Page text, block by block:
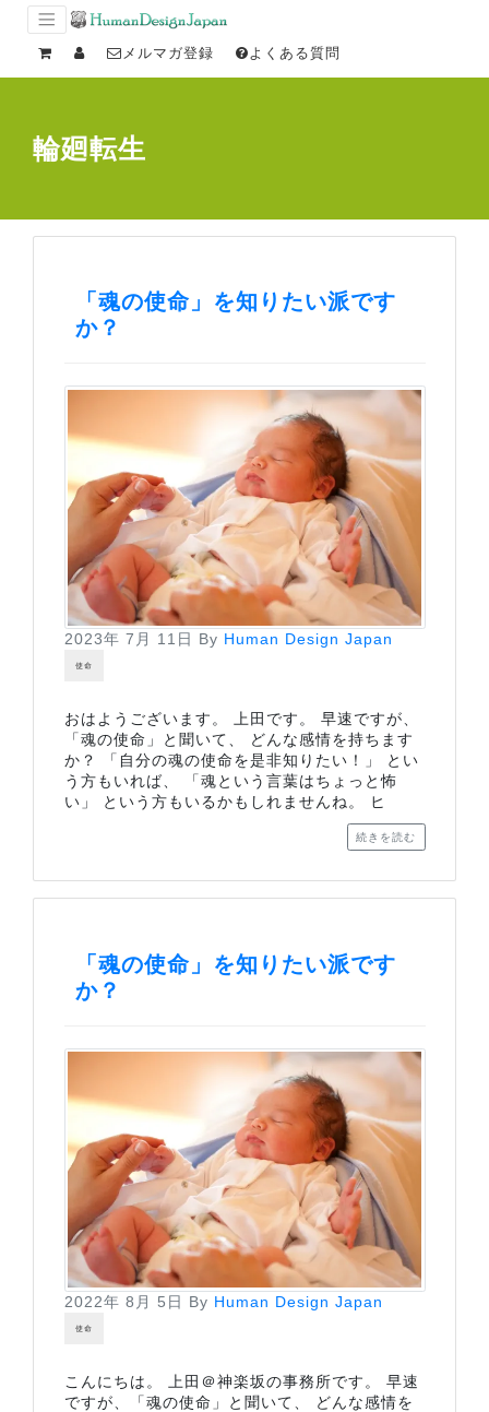
メルマガ登録 よくある質問
輪廻転生
「魂の使命」を知りたい派です
か？
2023年 7月 11日 By Human Design Japan
使命
おはようございます。 上田です。 早速ですが、
「魂の使命」と聞いて、 どんな感情を持ちます
か？ 「自分の魂の使命を是非知りたい！」 とい
う方もいれば、 「魂という言葉はちょっと怖
い」 という方もいるかもしれませんね。 ヒ
続きを読む
「魂の使命」を知りたい派です
か？
2022年 8月 5日 By Human Design Japan
使命
こんにちは。 上田＠神楽坂の事務所です。 早速
ですが、「魂の使命」と聞いて、 どんな感情を